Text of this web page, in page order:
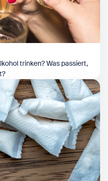
trinken? Was passiert,